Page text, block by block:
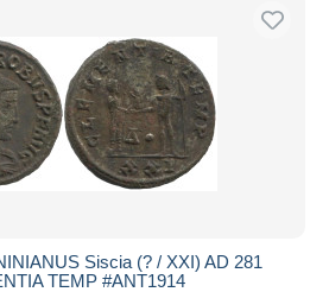
Siscia (? / XXI) AD 281
TEMP #ANT1914